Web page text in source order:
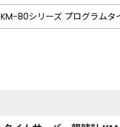
KM-80シリーズ プログラムタ